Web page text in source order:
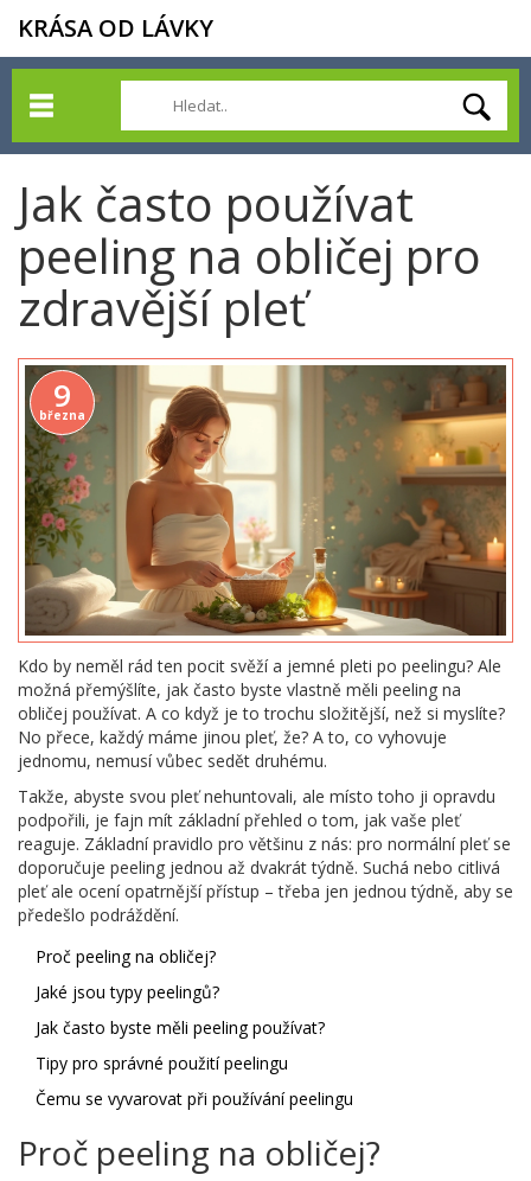
KRÁSA OD LÁVKY
Jak často používat
peeling na obličej pro
zdravější pleť
9
března
Kdo by neměl rád ten pocit svěží a jemné pleti po peelingu? Ale
možná přemýšlíte, jak často byste vlastně měli peeling na
obličej používat. A co když je to trochu složitější, než si myslíte?
No přece, každý máme jinou pleť, že? A to, co vyhovuje
jednomu, nemusí vůbec sedět druhému.
Takže, abyste svou pleť nehuntovali, ale místo toho ji opravdu
podpořili, je fajn mít základní přehled o tom, jak vaše pleť
reaguje. Základní pravidlo pro většinu z nás: pro normální pleť se
doporučuje peeling jednou až dvakrát týdně. Suchá nebo citlivá
pleť ale ocení opatrnější přístup – třeba jen jednou týdně, aby se
předešlo podráždění.
Proč peeling na obličej?
Jaké jsou typy peelingů?
Jak často byste měli peeling používat?
Tipy pro správné použití peelingu
Čemu se vyvarovat při používání peelingu
Proč peeling na obličej?